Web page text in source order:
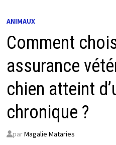
ANIMAUX
Comment
assurance
chien atteint
chronique ?
parMagalie Mataries